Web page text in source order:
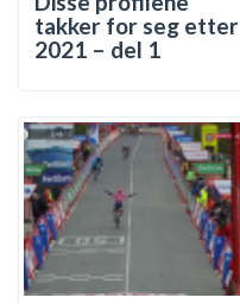
takker for seg etter
2021 – del 1